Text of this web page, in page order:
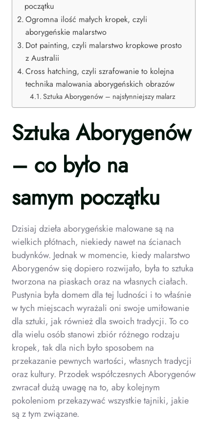
początku
Ogromna ilość małych kropek, czyli
aborygeńskie malarstwo
Dot painting, czyli malarstwo kropkowe prosto
z Australii
Cross hatching, czyli szrafowanie to kolejna
technika malowania aborygeńskich obrazów
Sztuka Aborygenów – najsłynniejszy malarz
Sztuka Aborygenów
– co było na
samym początku
Dzisiaj dzieła aborygeńskie malowane są na
wielkich płótnach, niekiedy nawet na ścianach
budynków. Jednak w momencie, kiedy malarstwo
Aborygenów się dopiero rozwijało, była to sztuka
tworzona na piaskach oraz na własnych ciałach.
Pustynia była domem dla tej ludności i to właśnie
w tych miejscach wyrażali oni swoje umiłowanie
dla sztuki, jak również dla swoich tradycji. To co
dla wielu osób stanowi zbiór różnego rodzaju
kropek, tak dla nich było sposobem na
przekazanie pewnych wartości, własnych tradycji
oraz kultury. Przodek współczesnych Aborygenów
zwracał dużą uwagę na to, aby kolejnym
pokoleniom przekazywać wszystkie tajniki, jakie
są z tym związane.